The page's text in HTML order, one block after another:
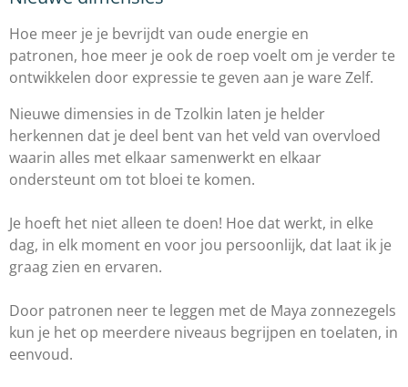
Hoe meer je je bevrijdt van oude energie en
patronen, hoe meer je ook de roep voelt om je verder te
ontwikkelen door expressie te geven aan je ware Zelf.
Nieuwe dimensies in de Tzolkin laten je helder
herkennen dat je deel bent van het veld van overvloed
waarin alles met elkaar samenwerkt en elkaar
ondersteunt om tot bloei te komen.
Je hoeft het niet alleen te doen! Hoe dat werkt, in elke
dag, in elk moment en voor jou persoonlijk, dat laat ik je
graag zien en ervaren.
Door patronen neer te leggen met de Maya zonnezegels
kun je het op meerdere niveaus begrijpen en toelaten, in
eenvoud.